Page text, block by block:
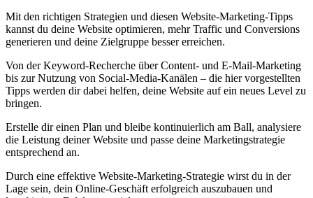
Mit den richtigen Strategien und diesen Website-Marketing-Tipps
kannst du deine Website optimieren, mehr Traffic und Conversions
generieren und deine Zielgruppe besser erreichen.
Von der Keyword-Recherche über Content- und E-Mail-Marketing
bis zur Nutzung von Social-Media-Kanälen – die hier vorgestellten
Tipps werden dir dabei helfen, deine Website auf ein neues Level zu
bringen.
Erstelle dir einen Plan und bleibe kontinuierlich am Ball, analysiere
die Leistung deiner Website und passe deine Marketingstrategie
entsprechend an.
Durch eine effektive Website-Marketing-Strategie wirst du in der
Lage sein, dein Online-Geschäft erfolgreich auszubauen und